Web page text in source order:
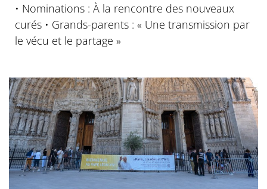
• Nominations : À la rencontre des nouveaux
curés • Grands-parents : « Une transmission par
le vécu et le partage »